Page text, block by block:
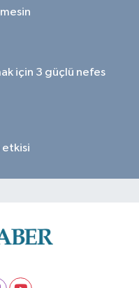
için 3 güçlü nefes
etkisi